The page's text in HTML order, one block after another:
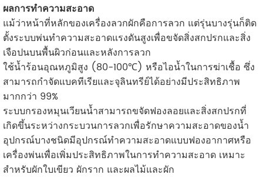
ผลการทำความสะอาด
แม้ว่าหน้าที่หลักของเครื่องลวกผักคือการลวก แต่รุ่นบางรุ่นก็ติด
ตั้งระบบพ่นทำความสะอาดแรงดันสูงเพื่อขจัดสิ่งสกปรกและสิ่ง
เจือปนบนพื้นผิวก่อนและหลังการลวก
ใช้น้ำร้อนอุณหภูมิสูง (80-100℃) หรือไอน้ำในการฆ่าเชื้อ ซึ่ง
สามารถกำจัดแบคทีเรียและจุลินทรีย์ได้อย่างมีประสิทธิภาพ
มากกว่า 99%
ระบบกรองหมุนเวียนน้ำสามารถขจัดฟองลอยและสิ่งสกปรกที่
เกิดขึ้นระหว่างกระบวนการลวกเพื่อรักษาความสะอาดของน้ำ
อุปกรณ์บางชนิดมีอุปกรณ์ทำความสะอาดแบบฟองอากาศหรือ
เครื่องพ่นเพื่อเพิ่มประสิทธิภาพในการทำความสะอาด เหมาะ
สำหรับผักใบเขียว ผักราก และผลไม้และผัก